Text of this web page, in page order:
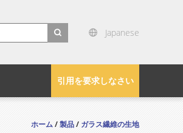
Japanese
引用を要求しなさい
ホーム/製品/ガラス繊維の生地